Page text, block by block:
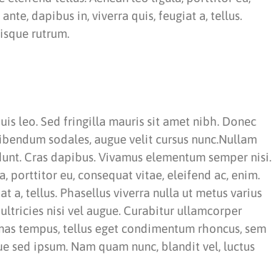
dapibus in, viverra quis, feugiat a, tellus.
rutrum.
leo. Sed fringilla mauris sit amet nibh. Donec
sodales, augue velit cursus nunc.Nullam
Cras dapibus. Vivamus elementum semper nisi.
porttitor eu, consequat vitae, eleifend ac, enim.
a, tellus. Phasellus viverra nulla ut metus varius
nisi vel augue. Curabitur ullamcorper
tempus, tellus eget condimentum rhoncus, sem
sed ipsum. Nam quam nunc, blandit vel, luctus